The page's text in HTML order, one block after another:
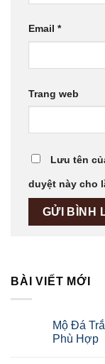
Email *
Trang web
Lưu tên
duyệt này cho
BÀI VIẾT MỚI
Mộ Đá
Phù Hợp